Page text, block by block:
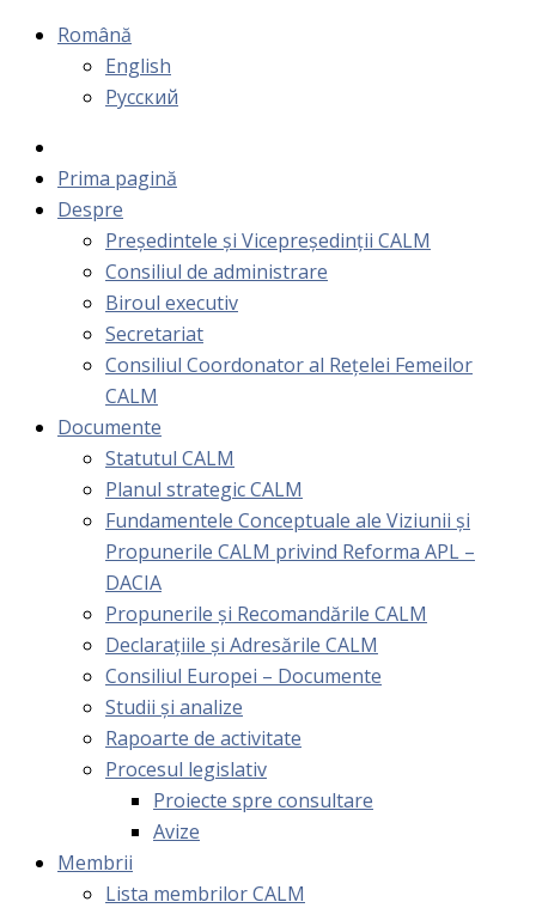
Română
English
Русский
Prima pagină
Despre
Președintele și Vicepreședinții CALM
Consiliul de administrare
Biroul executiv
Secretariat
Consiliul Coordonator al Rețelei Femeilor
CALM
Documente
Statutul CALM
Planul strategic CALM
Fundamentele Conceptuale ale Viziunii și
Propunerile CALM privind Reforma APL –
DACIA
Propunerile și Recomandările CALM
Declarațiile și Adresările CALM
Consiliul Europei – Documente
Studii și analize
Rapoarte de activitate
Procesul legislativ
Proiecte spre consultare
Avize
Membrii
Lista membrilor CALM